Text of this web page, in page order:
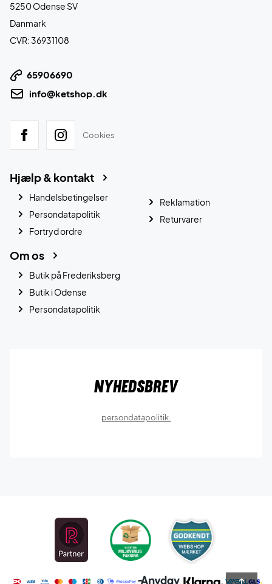
5250 Odense SV
Danmark
CVR: 36931108
65906690
info@ketshop.dk
Cookies
Hjælp & kontakt
Handelsbetingelser
Persondatapolitik
Fortryd ordre
Reklamation
Returvarer
Om os
Butik på Frederiksberg
Butik i Odense
Persondatapolitik
Nyhedsbrev
persondatapolitik.